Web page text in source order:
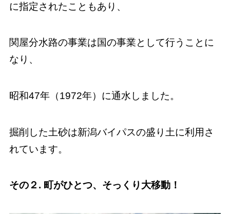
に指定されたこともあり、
関屋分水路の事業は国の事業として行うことに
なり、
昭和47年（1972年）に通水しました。
掘削した土砂は新潟バイパスの盛り土に利用さ
れています。
その２. 町がひとつ、そっくり大移動！